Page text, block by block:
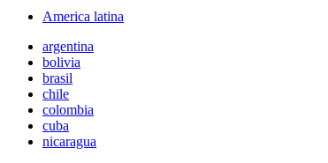
America latina
argentina
bolivia
brasil
chile
colombia
cuba
nicaragua